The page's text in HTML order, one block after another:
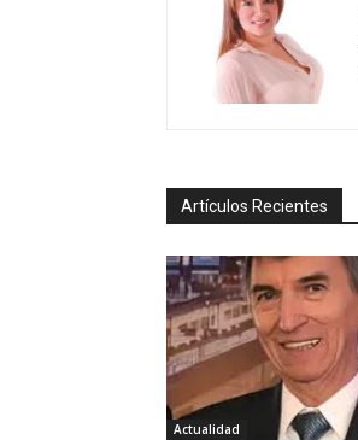
Artículos Recientes
Actualidad